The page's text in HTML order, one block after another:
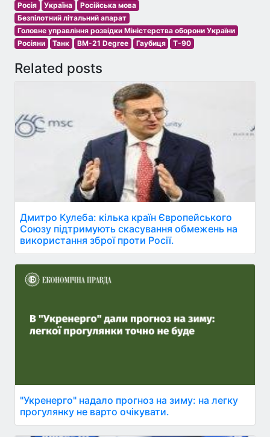
Росія Україна
Російська мова
Безпілотний літальний апарат
Головне управління розвідки Міністерства оборони України
Росіяни
Танк BM-21 Degree Гаубиця T-90
Related posts
Дмитро Кулеба: кілька країн Європейського
Союзу підтримують скасування обмежень на
використання зброї проти Росії.
"Укренерго" надало прогноз на зиму: на легку
прогулянку не варто очікувати.